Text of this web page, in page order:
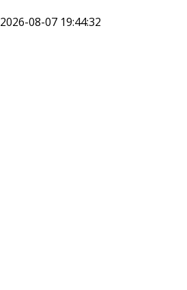
2026-08-07 19:44:32